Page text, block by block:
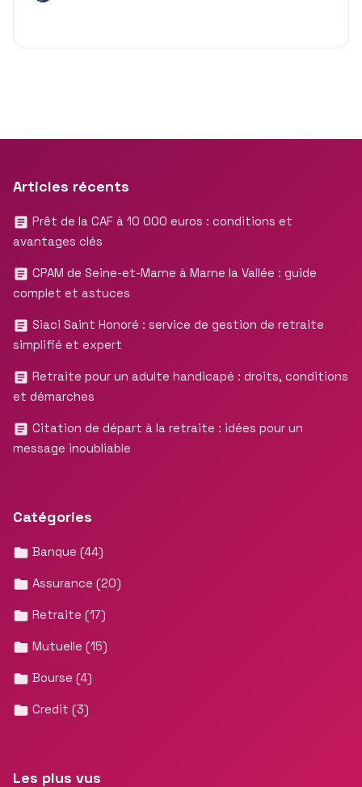
Articles récents
Prêt de la CAF à 10 000 euros : conditions et
avantages clés
CPAM de Seine-et-Marne à Marne la Vallée : guide
complet et astuces
Siaci Saint Honoré : service de gestion de retraite
simplifié et expert
Retraite pour un adulte handicapé : droits, conditions
et démarches
Citation de départ à la retraite : idées pour un
message inoubliable
Catégories
Banque (44)
Assurance (20)
Retraite (17)
Mutuelle (15)
Bourse (4)
Credit (3)
Les plus vus